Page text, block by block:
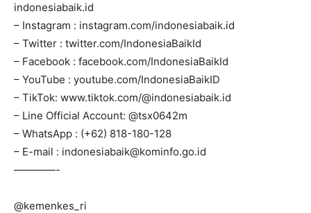
indonesiabaik.id
– Instagram : instagram.com/indonesiabaik.id
– Twitter : twitter.com/IndonesiaBaikId
– Facebook : facebook.com/IndonesiaBaikId
– YouTube : youtube.com/IndonesiaBaikID
– TikTok: www.tiktok.com/@indonesiabaik.id
– Line Official Account: @tsx0642m
– WhatsApp : (+62) 818-180-128
– E-mail : indonesiabaik@kominfo.go.id
————-
@kemenkes_ri